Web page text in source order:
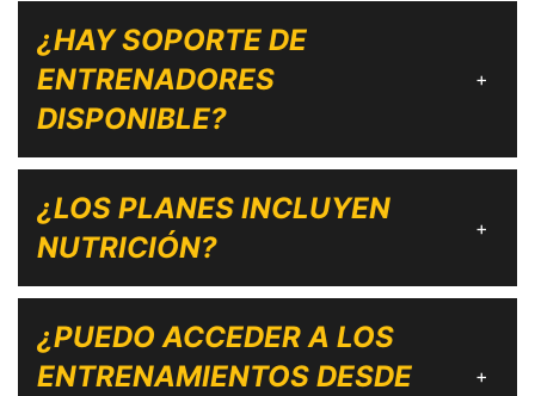
¿HAY SOPORTE DE
ENTRENADORES
DISPONIBLE?
+
¿LOS PLANES INCLUYEN
NUTRICIÓN?
+
¿PUEDO ACCEDER A LOS
ENTRENAMIENTOS DESDE
+